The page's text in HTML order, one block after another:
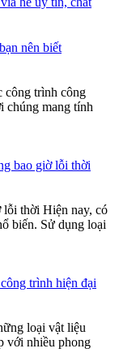
nên biết
công trình công
chúng mang tính
bao giờ lỗi thời
lỗi thời Hiện nay, có
biến. Sử dụng loại
trình hiện đại
loại vật liệu
với nhiều phong